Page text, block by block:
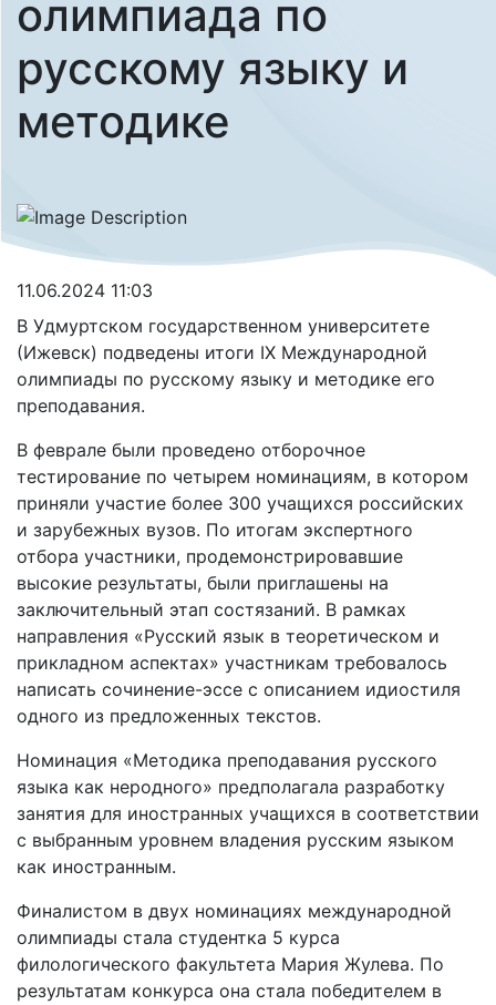
олимпиада по
русскому языку и
методике
11.06.2024 11:03
В Удмуртском государственном университете
(Ижевск) подведены итоги IX Международной
олимпиады по русскому языку и методике его
преподавания.
В феврале были проведено отборочное
тестирование по четырем номинациям, в котором
приняли участие более 300 учащихся российских
и зарубежных вузов. По итогам экспертного
отбора участники, продемонстрировавшие
высокие результаты, были приглашены на
заключительный этап состязаний. В рамках
направления «Русский язык в теоретическом и
прикладном аспектах» участникам требовалось
написать сочинение-эссе с описанием идиостиля
одного из предложенных текстов.
Номинация «Методика преподавания русского
языка как неродного» предполагала разработку
занятия для иностранных учащихся в соответствии
с выбранным уровнем владения русским языком
как иностранным.
Финалистом в двух номинациях международной
олимпиады стала студентка 5 курса
филологического факультета Мария Жулева. По
результатам конкурса она стала победителем в